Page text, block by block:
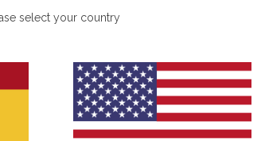
restaurando a
COMPRAR
select your country